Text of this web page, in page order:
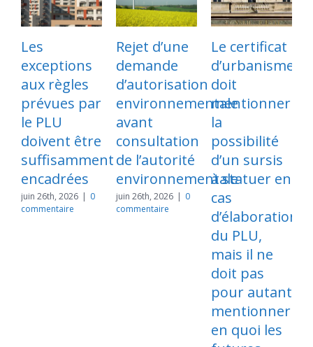
Les
exceptions
aux règles
prévues par
le PLU
doivent être
suffisamment
encadrées
juin 26th, 2026 | 0
commentaire
Rejet d’une
demande
d’autorisation
environnementale
avant
consultation
de l’autorité
environnementale
juin 26th, 2026 | 0
commentaire
Le certificat
d’urbanisme
doit
mentionner
la
possibilité
d’un sursis
à statuer en
cas
d’élaboration
du PLU,
mais il ne
doit pas
pour autant
mentionner
en quoi les